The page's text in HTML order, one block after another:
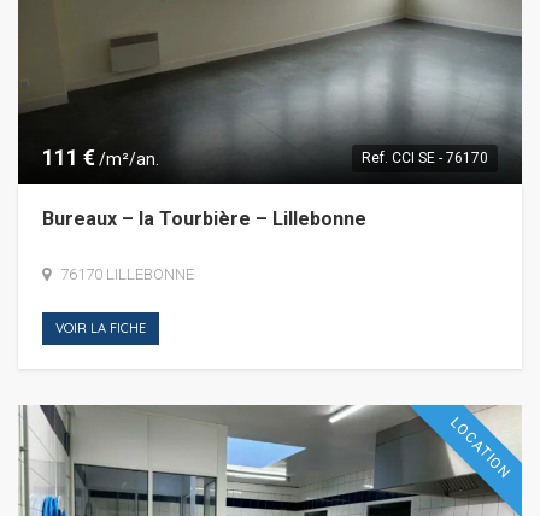
111 €/m²/an. Ref. CCI SE - 76170
Bureaux – la Tourbière – Lillebonne
76170 LILLEBONNE
VOIR LA FICHE
LOCATION